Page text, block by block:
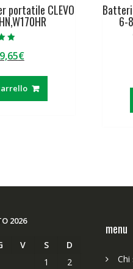
portatile CLEVO
€Il
attuale
è:
6-
2026
V S
D
1
2
menu
Chi